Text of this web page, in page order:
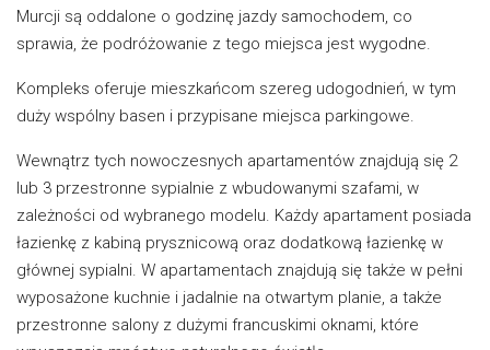
Murcji są oddalone o godzinę jazdy samochodem, co
sprawia, że podróżowanie z tego miejsca jest wygodne.
Kompleks oferuje mieszkańcom szereg udogodnień, w tym
duży wspólny basen i przypisane miejsca parkingowe.
Wewnątrz tych nowoczesnych apartamentów znajdują się 2
lub 3 przestronne sypialnie z wbudowanymi szafami, w
zależności od wybranego modelu. Każdy apartament posiada
łazienkę z kabiną prysznicową oraz dodatkową łazienkę w
głównej sypialni. W apartamentach znajdują się także w pełni
wyposażone kuchnie i jadalnie na otwartym planie, a także
przestronne salony z dużymi francuskimi oknami, które